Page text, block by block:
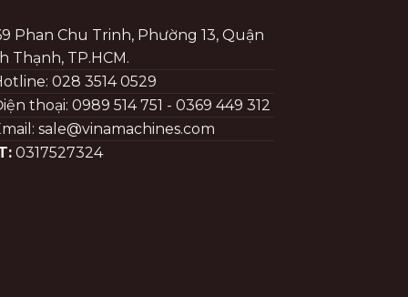
Phan Chu Trinh, Phường 13, Quận
Thạnh, TP.HCM.
028 3514 0529
thoại: 0989 514 751 - 0369 449 312
sale@vinamachines.com
0317527324